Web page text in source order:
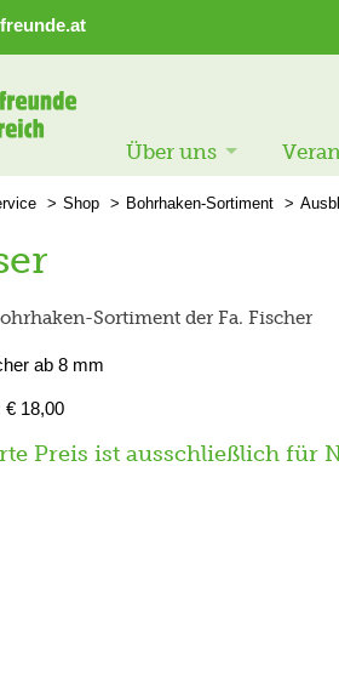
Über uns
Shop Bohrhaken-Sortiment
Sortiment der Fa. Fischer
ab 8 mm
€ 18,00
Preis ist ausschließlich für